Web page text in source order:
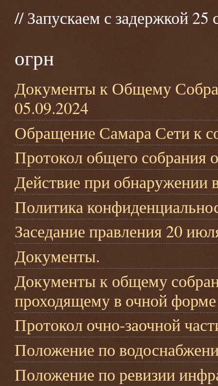
// Запускаем с задержкой
огрн
Документы к Общему
05.09.2024
Обращение Самара Сети к
Протокол общего собрания
Действие при обнаружении
Политика
Заседание правления 20
Документы.
Документы к общему
проходящему в очной форме
Протокол очно-заочной
Положение по
Положение по ревизии